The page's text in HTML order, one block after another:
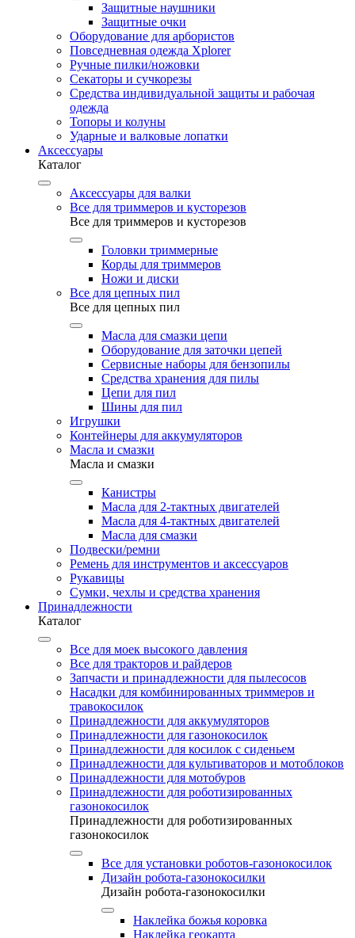
Защитные наушники
Защитные очки
Оборудование для арбористов
Повседневная одежда Xplorer
Ручные пилки/ножовки
Секаторы и сучкорезы
Средства индивидуальной защиты и рабочая
одежда
Топоры и колуны
Ударные и валковые лопатки
Аксессуары
Каталог
Аксессуары для валки
Все для триммеров и кусторезов
Все для триммеров и кусторезов
Головки триммерные
Корды для триммеров
Ножи и диски
Все для цепных пил
Все для цепных пил
Масла для смазки цепи
Оборудование для заточки цепей
Сервисные наборы для бензопилы
Средства хранения для пилы
Цепи для пил
Шины для пил
Игрушки
Контейнеры для аккумуляторов
Масла и смазки
Масла и смазки
Канистры
Масла для 2-тактных двигателей
Масла для 4-тактных двигателей
Масла для смазки
Подвески/ремни
Ремень для инструментов и аксессуаров
Рукавицы
Сумки, чехлы и средства хранения
Принадлежности
Каталог
Все для моек высокого давления
Все для тракторов и райдеров
Запчасти и принадлежности для пылесосов
Насадки для комбинированных триммеров и
травокосилок
Принадлежности для аккумуляторов
Принадлежности для газонокосилок
Принадлежности для косилок с сиденьем
Принадлежности для культиваторов и мотоблоков
Принадлежности для мотобуров
Принадлежности для роботизированных
газонокосилок
Принадлежности для роботизированных
газонокосилок
Все для установки роботов-газонокосилок
Дизайн робота-газонокосилки
Дизайн робота-газонокосилки
Наклейка божья коровка
Наклейка геокарта